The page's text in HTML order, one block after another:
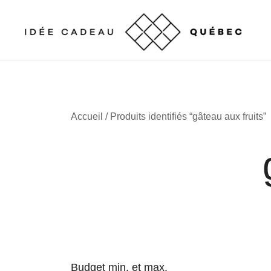
content
Accueil / Produits identifiés “gâteau aux fruits”
Budget min. et max.